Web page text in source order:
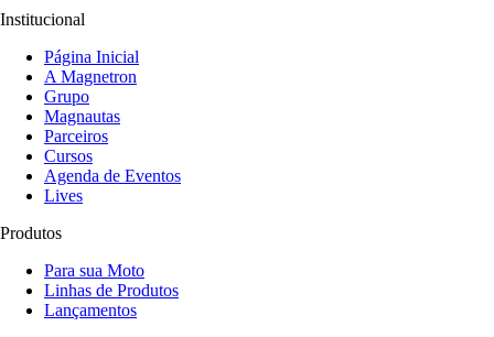
Institucional
Página Inicial
A Magnetron
Grupo
Magnautas
Parceiros
Cursos
Agenda de Eventos
Lives
Produtos
Para sua Moto
Linhas de Produtos
Lançamentos